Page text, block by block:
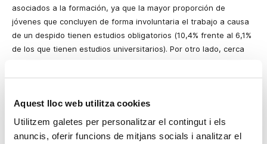
Aquest lloc web utilitza cookies
Utilitzem galetes per personalitzar el contingut i els
anuncis, oferir funcions de mitjans socials i analitzar el
asociados a la formación, ya que la mayor proporción de
jóvenes que concluyen de forma involuntaria el trabajo a causa
de un despido tienen estudios obligatorios (10,4% frente al 6,1%
de los que tienen estudios universitarios). Por otro lado, cerca
Los aspectos sociales del trabajo, como los compañeros o la
utilidad del mismo para la sociedad, son lo que proporcionan la